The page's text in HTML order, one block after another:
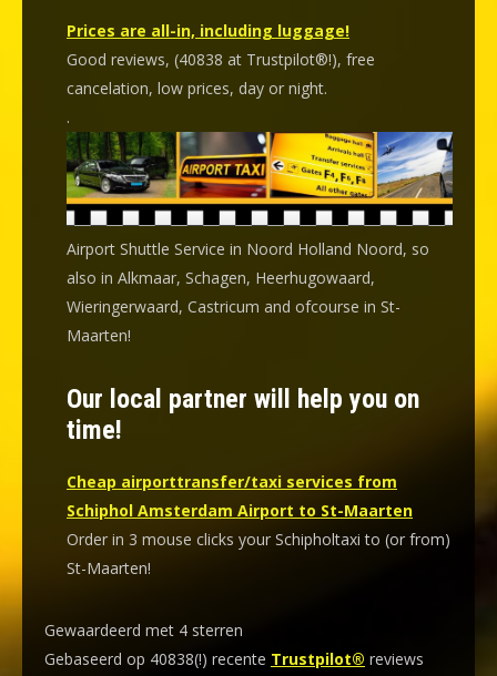
Prices are all-in, including luggage!
Good reviews, (40838 at Trustpilot®!), free
cancelation, low prices, day or night.
.
Airport Shuttle Service in Noord Holland Noord, so
also in Alkmaar, Schagen, Heerhugowaard,
Wieringerwaard, Castricum and ofcourse in St-
Maarten!
Our local partner will help you on
time!
Cheap airporttransfer/taxi services from
Schiphol Amsterdam Airport to St-Maarten
Order in 3 mouse clicks your Schipholtaxi to (or from)
St-Maarten!
Gewaardeerd met 4 sterren
Gebaseerd op 40838(!) recente Trustpilot® reviews